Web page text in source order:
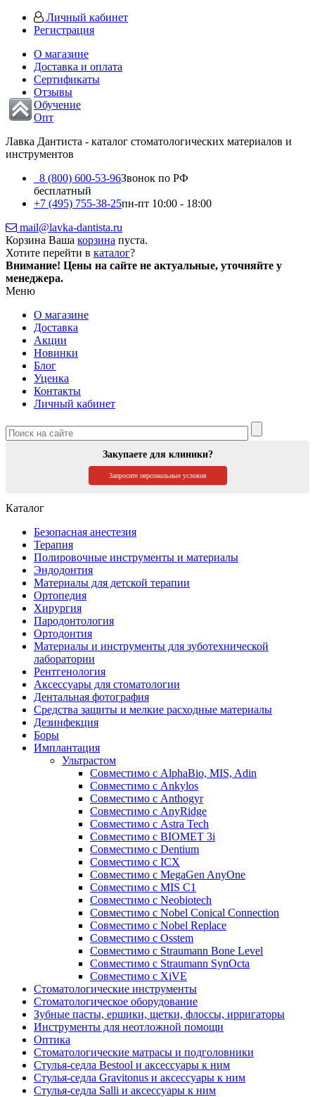
Личный кабинет
Регистрация
О магазине
Доставка и оплата
Сертификаты
Отзывы
Обучение
Опт
Лавка Дантиста - каталог стоматологических материалов и
инструментов
8 (800) 600-53-96Звонок по РФ
бесплатный
+7 (495) 755-38-25пн-пт 10:00 - 18:00
mail@lavka-dantista.ru
Корзина Ваша корзина пуста.
Хотите перейти в каталог?
Внимание! Цены на сайте не актуальные, уточняйте у
менеджера.
Меню
О магазине
Доставка
Акции
Новинки
Блог
Уценка
Контакты
Личный кабинет
Закупаете для клиники?
Запросите персональные условия
Каталог
Безопасная анестезия
Терапия
Полировочные инструменты и материалы
Эндодонтия
Материалы для детской терапии
Ортопедия
Хирургия
Пародонтология
Ортодонтия
Материалы и инструменты для зуботехнической
лаборатории
Рентгенология
Аксессуары для стоматологии
Дентальная фотография
Средства защиты и мелкие расходные материалы
Дезинфекция
Боры
Имплантация
Ультрастом
Совместимо с AlphaBio, MIS, Adin
Совместимо с Ankylos
Совместимо с Anthogyr
Совместимо с AnyRidge
Совместимо с Astra Tech
Совместимо с BIOMET 3i
Совместимо с Dentium
Совместимо с ICX
Совместимо с MegaGen AnyOne
Совместимо с MIS С1
Совместимо с Neobiotech
Совместимо с Nobel Conical Connection
Совместимо с Nobel Replace
Совместимо с Osstem
Совместимо с Straumann Bone Level
Совместимо с Straumann SynOcta
Совместимо с XiVE
Стоматологические инструменты
Стоматологическое оборудование
Зубные пасты, ершики, щетки, флоссы, ирригаторы
Инструменты для неотложной помощи
Оптика
Стоматологические матрасы и подголовники
Стулья-седла Bestool и аксессуары к ним
Стулья-седла Gravitonus и аксессуары к ним
Стулья-седла Salli и аксессуары к ним